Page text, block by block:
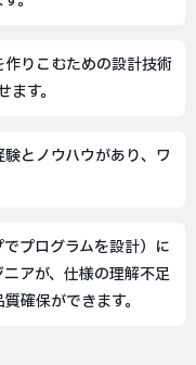
りこむための設計技術
す。
とノウハウがあり、ワ
プログラムを設計）に
アが、仕様の理解不足
確保ができます。